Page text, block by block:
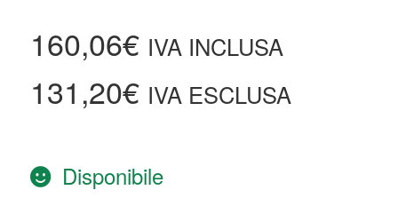
160,06€ IVA INCLUSA
131,20€ IVA ESCLUSA
Disponibile